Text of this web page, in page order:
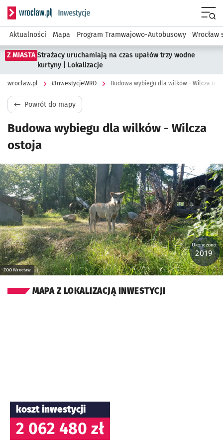
Serwis informacyjny wroclaw.pl podserwis:
Aktualności Mapa Program Tramwajowo-Autobusowy Wrocław
Z MIASTA Strażacy uruchamiają na czas upałów trzy wodne
kurtyny | Lokalizacje
wroclaw.pl #InwestycjeWRO Budowa wybiegu dla wilków - Wilcza
Powrót do mapy
Budowa wybiegu dla wilków - Wilcza
ostoja
Kliknij, aby zobaczyć galerię
Kliknij, aby powiększyć
ZOO Wrocław
Ukończono:
2019
MAPA Z LOKALIZACJĄ INWESTYCJI
koszt inwestycji
2 062 480 zł